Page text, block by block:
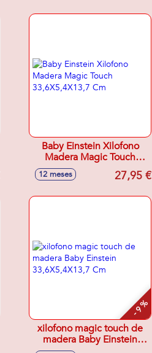
Baby Einstein Xilofono
Madera Magic Touch
33,6X5,4X13,7 Cm
12 meses 27,95 €
- 9 %
xilofono magic touch de
madera Baby Einstein